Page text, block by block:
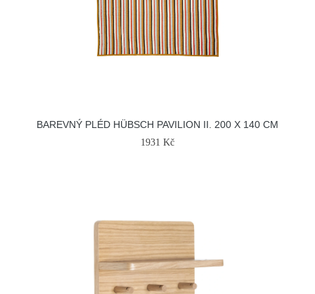
BAREVNÝ PLÉD HÜBSCH PAVILION II. 200 X 140 CM
1931 Kč